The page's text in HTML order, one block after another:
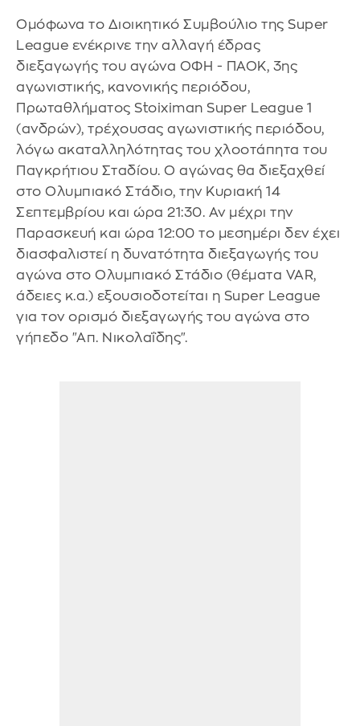
Ομόφωνα το Διοικητικό Συμβούλιο της Super
League ενέκρινε την αλλαγή έδρας
διεξαγωγής του αγώνα ΟΦΗ - ΠΑΟΚ, 3ης
αγωνιστικής, κανονικής περιόδου,
Πρωταθλήματος Stoiximan Super League 1
(ανδρών), τρέχουσας αγωνιστικής περιόδου,
λόγω ακαταλληλότητας του χλοοτάπητα του
Παγκρήτιου Σταδίου. Ο αγώνας θα διεξαχθεί
στο Ολυμπιακό Στάδιο, την Κυριακή 14
Σεπτεμβρίου και ώρα 21:30. Αν μέχρι την
Παρασκευή και ώρα 12:00 το μεσημέρι δεν έχει
διασφαλιστεί η δυνατότητα διεξαγωγής του
αγώνα στο Ολυμπιακό Στάδιο (θέματα VAR,
άδειες κ.α.) εξουσιοδοτείται η Super League
για τον ορισμό διεξαγωγής του αγώνα στο
γήπεδο "Απ. Νικολαΐδης".